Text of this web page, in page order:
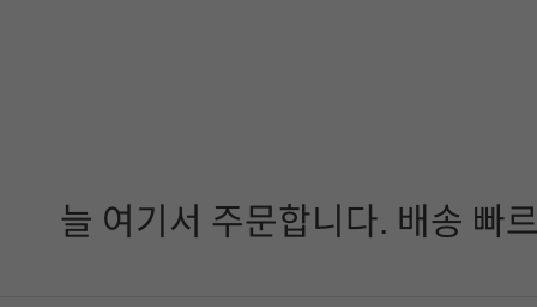
늘 여기서 주문합니다. 배송 빠